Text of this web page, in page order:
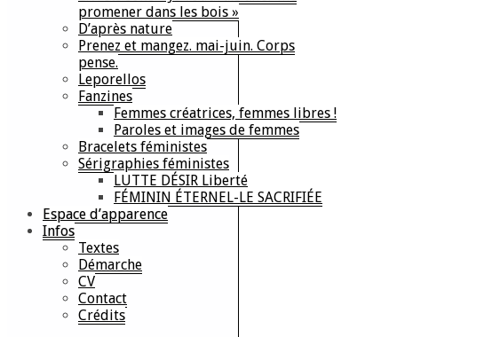
promener dans les bois »
D’après nature
Prenez et mangez. mai-juin. Corps
pense.
Leporellos
Fanzines
Femmes créatrices, femmes libres !
Paroles et images de femmes
Bracelets féministes
Sérigraphies féministes
LUTTE DÉSIR Liberté
FÉMININ ÉTERNEL-LE SACRIFIÉE
Espace d’apparence
Infos
Textes
Démarche
CV
Contact
Crédits